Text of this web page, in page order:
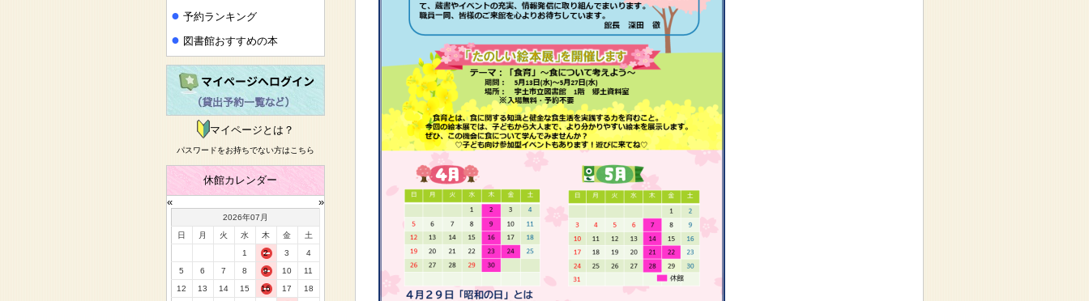
● 予約ランキング
● 図書館おすすめの本
マイページとは？
パスワードをお持ちでない方はこちら
休館カレンダー
«
»
2026年07月
日
月 火 水 木 金
土
1
2 3
4
5
6 7 8 9 10
11
12
13 14 15 16 17
18